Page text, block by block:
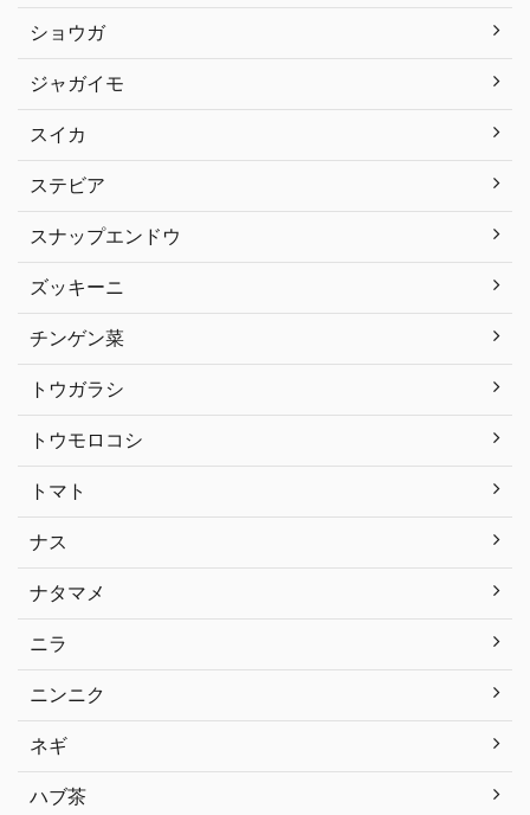
ショウガ
ジャガイモ
スイカ
ステビア
スナップエンドウ
ズッキーニ
チンゲン菜
トウガラシ
トウモロコシ
トマト
ナス
ナタマメ
ニラ
ニンニク
ネギ
ハブ茶